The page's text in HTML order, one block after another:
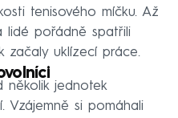
tenisového míčku. Až
lidé pořádně spatřili
začaly uklízecí práce.
několik jednotek
Vzájemně si pomáhali